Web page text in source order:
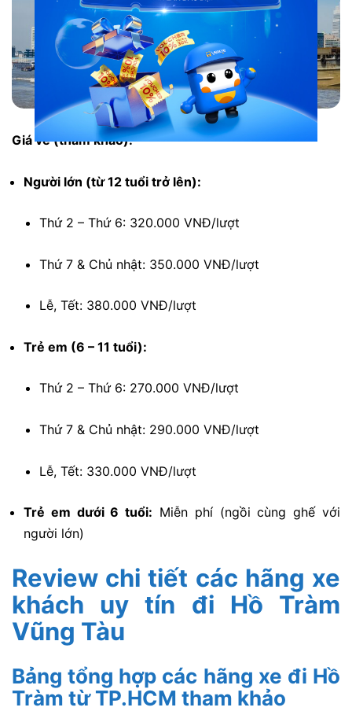
Giá vé (tham khảo):
Người lớn (từ 12 tuổi trở lên):
Thứ 2 – Thứ 6: 320.000 VNĐ/lượt
Thứ 7 & Chủ nhật: 350.000 VNĐ/lượt
Lễ, Tết: 380.000 VNĐ/lượt
Trẻ em (6 – 11 tuổi):
Thứ 2 – Thứ 6: 270.000 VNĐ/lượt
Thứ 7 & Chủ nhật: 290.000 VNĐ/lượt
Lễ, Tết: 330.000 VNĐ/lượt
Trẻ em dưới 6 tuổi: Miễn phí (ngồi cùng ghế với
người lớn)
Review chi tiết các hãng xe
khách uy tín đi Hồ Tràm
Vũng Tàu
Bảng tổng hợp các hãng xe đi Hồ
Tràm từ TP.HCM tham khảo